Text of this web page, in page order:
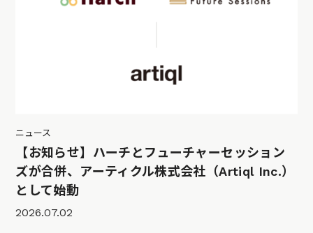
ニュース
【お知らせ】ハーチとフューチャーセッション
ズが合併、アーティクル株式会社（Artiql Inc.）
として始動
2026.07.02